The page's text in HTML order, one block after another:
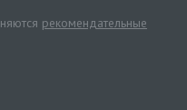
рекомендательные